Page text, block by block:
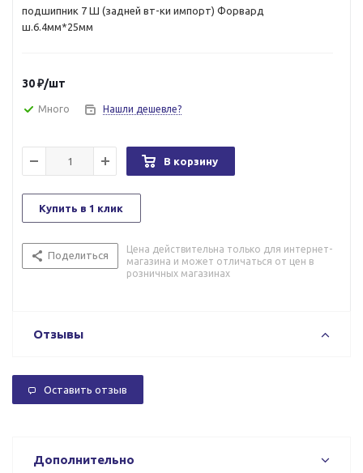
подшипник 7 Ш (задней вт-ки импорт) Форвард
ш.6.4мм*25мм
30₽/шт
Много Нашли дешевле?
В корзину
Купить в 1 клик
Поделиться
Цена действительна только для интернет-
магазина и может отличаться от цен в
розничных магазинах
Отзывы
Оставить отзыв
Дополнительно